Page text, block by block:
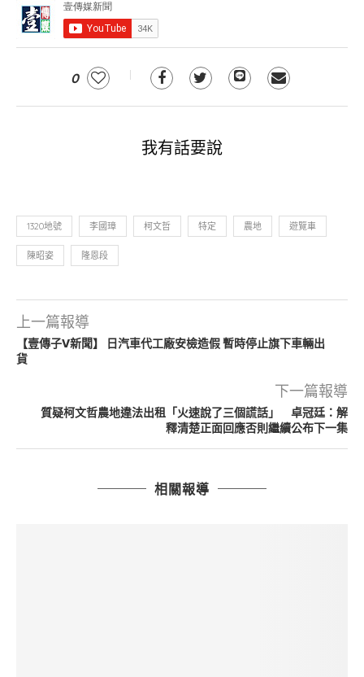
0
我有話要說
1320地號 李國璋 柯文哲 特定 農地 遊覽車
陳昭姿 隆恩段
上一篇報導
【壹傳子V新聞】 日汽車代工廠安檢造假 暫時停止旗下車輛出
貨
下一篇報導
質疑柯文哲農地違法出租「火速說了三個謊話」 卓冠廷：解
釋清楚正面回應否則繼續公布下一集
相關報導